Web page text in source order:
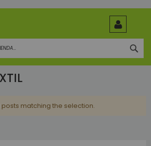
matching the selection.